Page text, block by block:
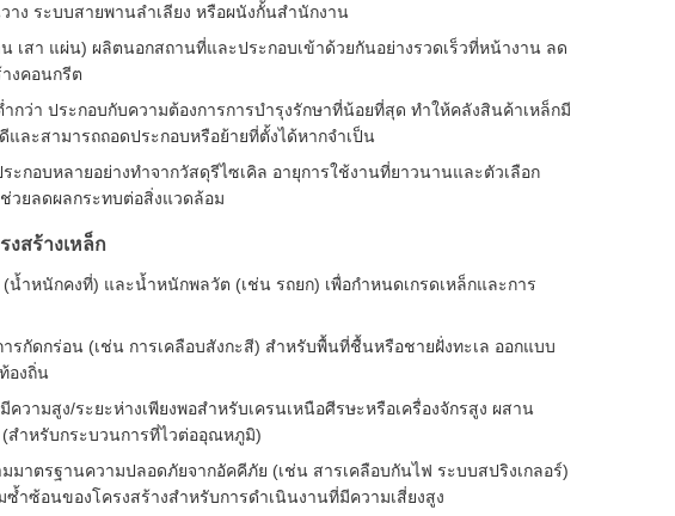
ง ระบบสายพานลำเลียง หรือผนังกั้นสำนักงาน
เสา แผ่น) ผลิตนอกสถานที่และประกอบเข้าด้วยกันอย่างรวดเร็วที่หน้างาน ลด
างคอนกรีต
กว่า ประกอบกับความต้องการการบำรุงรักษาที่น้อยที่สุด ทำให้คลังสินค้าเหล็กมี
ละสามารถถอดประกอบหรือย้ายที่ตั้งได้หากจำเป็น
ะกอบหลายอย่างทำจากวัสดุรีไซเคิล อายุการใช้งานที่ยาวนานและตัวเลือก
ยลดผลกระทบต่อสิ่งแวดล้อม
สร้างเหล็ก
ำหนักคงที่) และน้ำหนักพลวัต (เช่น รถยก) เพื่อกำหนดเกรดเหล็กและการ
ารกัดกร่อน (เช่น การเคลือบสังกะสี) สำหรับพื้นที่ชื้นหรือชายฝั่งทะเล ออกแบบ
องถิ่น
ความสูง/ระยะห่างเพียงพอสำหรับเครนเหนือศีรษะหรือเครื่องจักรสูง ผสาน
สำหรับกระบวนการที่ไวต่ออุณหภูมิ)
มมาตรฐานความปลอดภัยจากอัคคีภัย (เช่น สารเคลือบกันไฟ ระบบสปริงเกลอร์)
ำซ้อนของโครงสร้างสำหรับการดำเนินงานที่มีความเสี่ยงสูง